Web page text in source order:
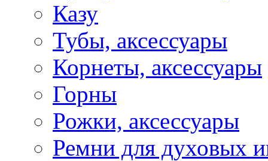
Казу
Тубы, аксессуары
Корнеты, аксессуары
Горны
Рожки, аксессуары
Ремни для духовых